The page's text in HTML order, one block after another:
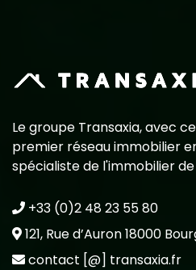
Le groupe Transaxia, avec
premier réseau immobilier
spécialiste de l'immobilier
+33 (0)2 48 23 55 80
121, Rue d’Auron 18000
contact [@] transaxia.fr